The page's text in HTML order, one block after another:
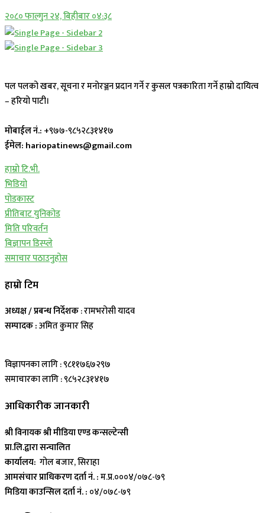
२०८० फाल्गुन २४, बिहीबार ०४:३८
पल पलको खबर, सूचना र मनोरञ्जन प्रदान गर्ने र कुसल पत्रकारिता गर्ने हाम्रो दायित्व
– हरियो पाटी।
मोबाईल नं.: +९७७-९८५२८३१४१७
ईमेल: hariopatinews@gmail.com
हाम्रो टि.भी.
भिडियो
पोडकास्ट
प्रीतिबाट युनिकोड
मिति परिवर्तन
बिज्ञापन डिस्प्ले
समाचार पठाउनुहोस
हाम्रो टिम
अध्यक्ष / प्रबन्ध निर्देशक: रामभरोसी यादव
सम्पादक :अमित कुमार सिह
विज्ञापनका लागि : ९८११७६७२९७
समाचारका लागि : ९८५२८३१४१७
आधिकारीक जानकारी
श्री विनायक श्री मीडिया एण्ड कन्सल्टेन्सी
प्रा.लि.द्वारा सन्चालित
कार्यालय: गोल बजार, सिराहा
आमसंचार प्राधिकरण दर्ता नं. :म.प्र.०००४/०७८-७९
मिडिया काउन्सिल दर्ता नं. : ०४/०७८-७९